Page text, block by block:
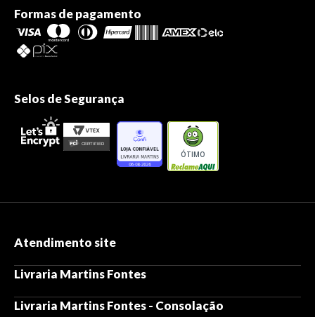
Formas de pagamento
Selos de Segurança
ÓTIMO
Atendimento site
Livraria Martins Fontes
Livraria Martins Fontes - Consolação